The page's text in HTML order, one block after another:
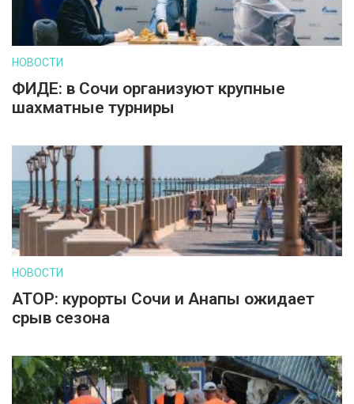
НОВОСТИ
ФИДЕ: в Сочи организуют крупные
шахматные турниры
НОВОСТИ
АТОР: курорты Сочи и Анапы ожидает
срыв сезона